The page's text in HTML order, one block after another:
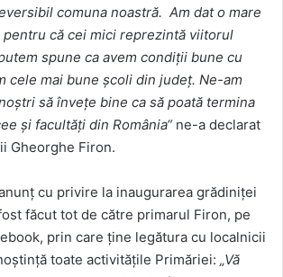
comuna noastră. Am dat o mare
că cei mici reprezintă viitorul
spune ca avem condiții bune cu
cele mai bune şcoli din judeţ. Ne-am
să înveţe bine ca să poată termina
şi facultăţi din România“ne-a declarat
Gheorghe Firon.
cu privire la inaugurarea grădiniței
făcut tot de către primarul Firon, pe
prin care ține legătura cu localnicii
toate activitățile Primăriei: „Vă